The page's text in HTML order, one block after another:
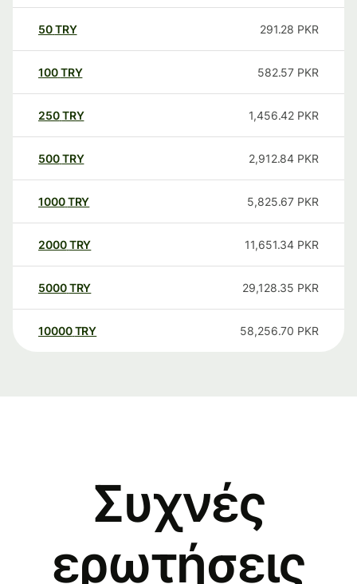
50TRY 291.28 PKR
100TRY 582.57 PKR
250TRY 1,456.42 PKR
500TRY 2,912.84 PKR
1000TRY 5,825.67 PKR
2000TRY 11,651.34 PKR
5000TRY 29,128.35 PKR
10000 TRY 58,256.70 PKR
Συχνές
ερωτήσεις